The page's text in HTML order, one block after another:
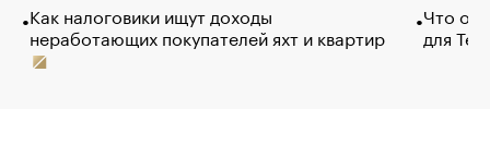
Как налоговики ищут доходы
неработающих покупателей яхт и квартир
Что
для